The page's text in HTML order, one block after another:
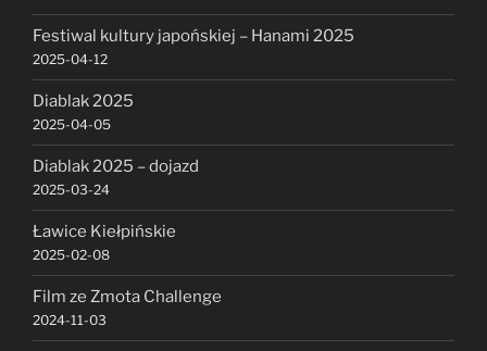
Festiwal kultury japońskiej – Hanami 2025
2025-04-12
Diablak 2025
2025-04-05
Diablak 2025 – dojazd
2025-03-24
Ławice Kiełpińskie
2025-02-08
Film ze Zmota Challenge
2024-11-03